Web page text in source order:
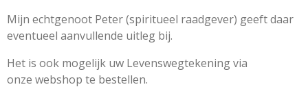
Mijn echtgenoot Peter (spiritueel raadgever) geeft daar
eventueel aanvullende uitleg bij.
Het is ook mogelijk uw Levenswegtekening via
onze webshop te bestellen.